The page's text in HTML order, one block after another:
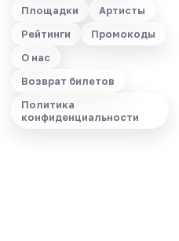
Площадки
Артисты
Рейтинги
Промокоды
О нас
Возврат билетов
Политика
конфиденциальности